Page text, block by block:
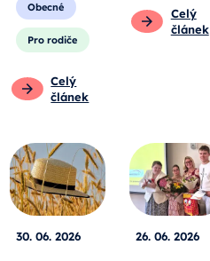
Obecné
Pro rodiče
Celý
článek
Celý
článek
30. 06. 2026 26. 06. 2026